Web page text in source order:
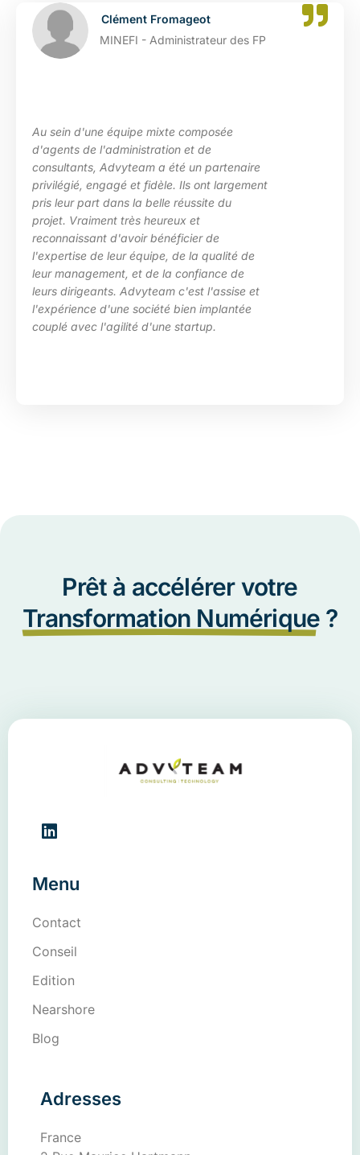
Catherine Dupont
DGFIP - Administrateur des FP
La maîtrise des sujets, la grande écoute sur
les besoins de ma structure, l’adaptation à
des situations diverses. Nous avons
particulièrement apprécié l’investissement
d’Advyteam lors de la conception et la mise
en place d’un plan de montée de
compétences sur le pôle de développement
HRa au sein de la DGFiP.
Prêt à accélérer votre
Transformation Numérique ?
Menu
Contact
Conseil
Edition
Nearshore
Blog
Adresses
France